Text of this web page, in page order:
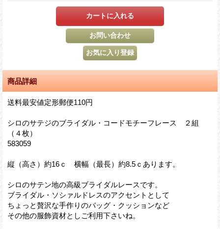
商品詳細
送料最安値定形郵便110円
シロのサテジのブライダル・コードモチーフレース ２組
（４枚）
583059
縦（高さ）約16ｃ 横幅（最長）約8.5ｃあります。
シロのサテン地の高級ブライダルレースです。
ブライダル・ソシァルドレスのアクセントとして
ちょっと贅沢な手作りのバッグ・クッションなど
その他の服飾資材としご利用下さいね。